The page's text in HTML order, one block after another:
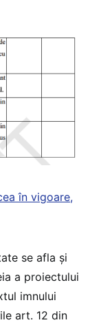
în vigoare,
se afla și
a proiectului
imnului
art. 12 din